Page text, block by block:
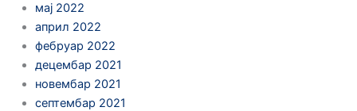
мај 2022
април 2022
фебруар 2022
децембар 2021
новембар 2021
септембар 2021